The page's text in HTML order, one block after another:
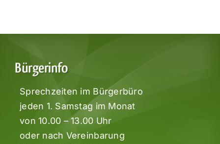
Bürgerinfo
Sprechzeiten im Bürgerbüro
jeden 1. Samstag im Monat
von 10.00 – 13.00 Uhr
oder nach Vereinbarung